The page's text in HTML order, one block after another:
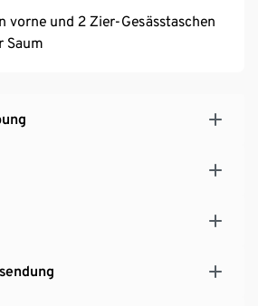
vorne und 2 Zier-Gesässtaschen
Saum